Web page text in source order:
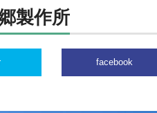
製作所
facebook